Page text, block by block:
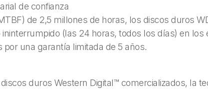
de confianza
de 2,5 millones de horas, los discos duros
(las 24 horas, todos los días) en
una garantía limitada de 5 años.
duros Western Digital™ comercializados, la